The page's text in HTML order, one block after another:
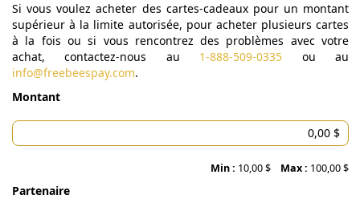
Si vous voulez acheter des cartes-cadeaux pour un montant
supérieur à la limite autorisée, pour acheter plusieurs cartes
à la fois ou si vous rencontrez des problèmes avec votre
achat, contactez-nous au 1-888-509-0335 ou au
info@freebeespay.com.
Montant
Min : 10,00 $ Max : 100,00 $
Partenaire